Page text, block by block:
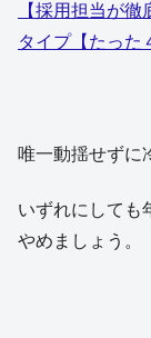
【採用担当が
タイプ【たった
唯一動揺せずに
いずれにしても
やめましょう。